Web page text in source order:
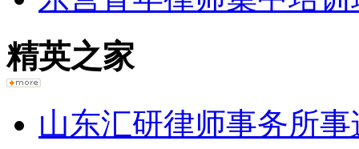
精英之家
山东汇研律师事务所